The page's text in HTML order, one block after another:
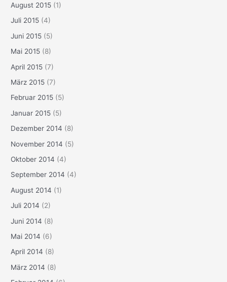
August 2015 (1)
Juli 2015 (4)
Juni 2015 (5)
Mai 2015 (8)
April 2015 (7)
März 2015 (7)
Februar 2015 (5)
Januar 2015 (5)
Dezember 2014 (8)
November 2014 (5)
Oktober 2014 (4)
September 2014 (4)
August 2014 (1)
Juli 2014 (2)
Juni 2014 (8)
Mai 2014 (6)
April 2014 (8)
März 2014 (8)